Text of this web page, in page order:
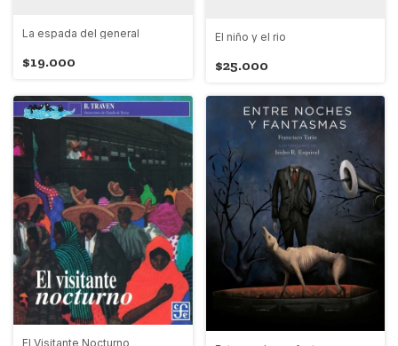
La espada del general
$19.000
El niño y el rio
$25.000
El Visitante Nocturno